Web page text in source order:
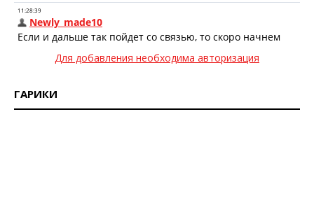
Для добавления необходима авторизация
ГАРИКИ